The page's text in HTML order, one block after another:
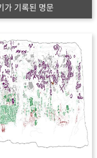
가 기록된 명문